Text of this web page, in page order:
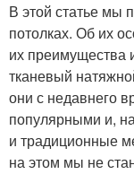
В этой статье мы
потолках. Об их
их преимущества
тканевый
они с недавнего
популярными и,
и традиционные
на этом мы не